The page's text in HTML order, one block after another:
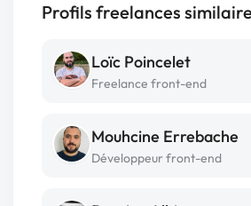
Profils freelances
Loïc Poincelet
Freelance front-end
Mouhcine Errebache
Développeur front-end